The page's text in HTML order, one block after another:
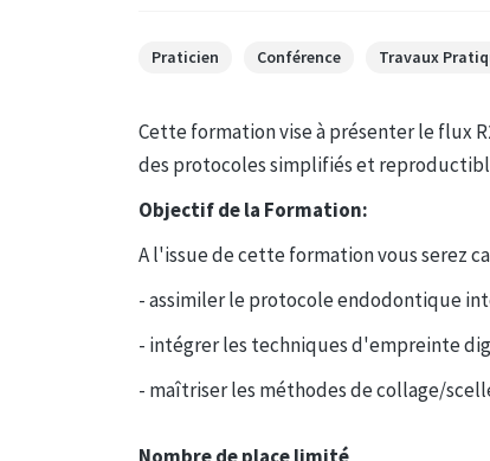
Praticien Conférence Travaux
Cette formation vise à présenter le flux
des protocoles simplifiés et
Objectif de la Formation:
A l'issue de cette formation vous serez
- assimiler le protocole endodontique
- intégrer les techniques d'empreinte
- maîtriser les méthodes de collage/